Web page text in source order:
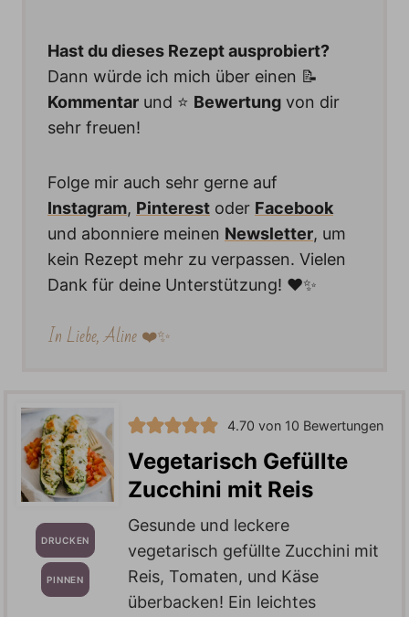
Hast du dieses Rezept ausprobiert?
Dann würde ich mich über einen 📝
Kommentar und ⭐️ Bewertung von dir
sehr freuen!
Folge mir auch sehr gerne auf
Instagram, Pinterest oder Facebook
und abonniere meinen Newsletter, um
kein Rezept mehr zu verpassen. Vielen
Dank für deine Unterstützung! ❤️✨
In Liebe, Aline ❤️✨
DRUCKEN
PINNEN
4.70 von 10 Bewertungen
Vegetarisch Gefüllte
Zucchini mit Reis
Gesunde und leckere
vegetarisch gefüllte Zucchini mit
Reis, Tomaten, und Käse
überbacken! Ein leichtes